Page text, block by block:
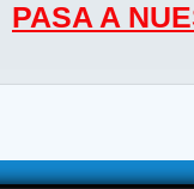
PASA A